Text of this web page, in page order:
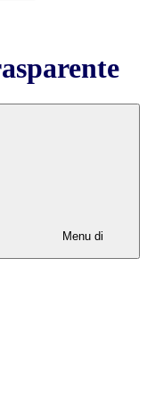
Menu di